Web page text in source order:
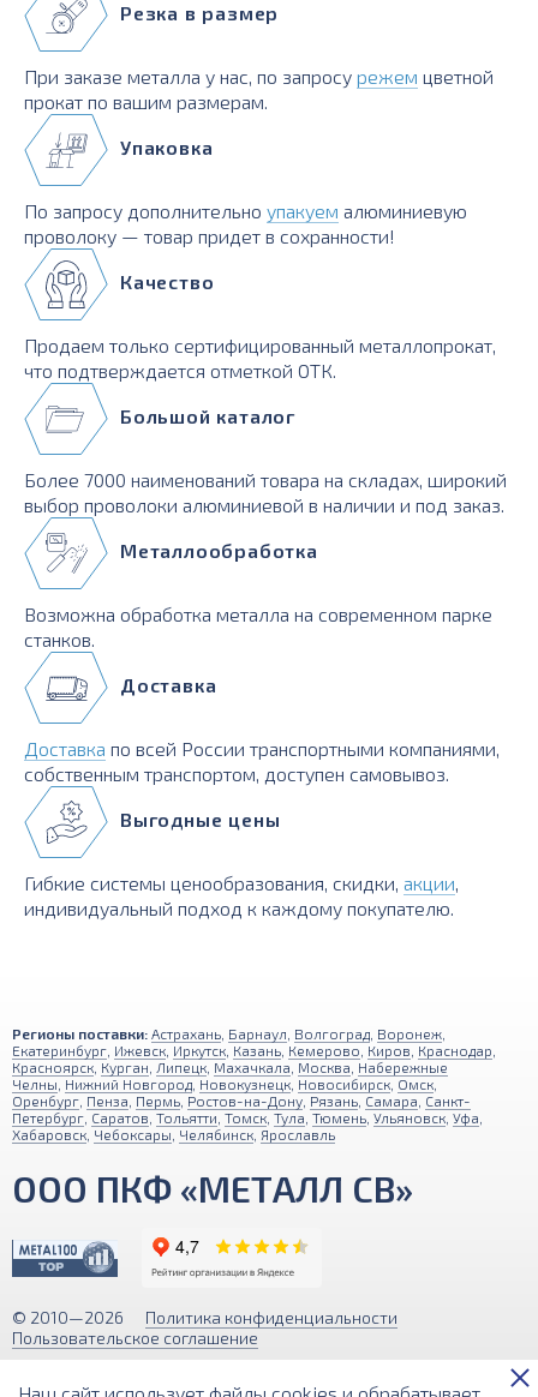
Резка в размер
При заказе металла у нас, по запросу режем цветной
прокат по вашим размерам.
Упаковка
По запросу дополнительно упакуем алюминиевую
проволоку — товар придет в сохранности!
Качество
Продаем только сертифицированный металлопрокат,
что подтверждается отметкой ОТК.
Большой каталог
Более 7000 наименований товара на складах, широкий
выбор проволоки алюминиевой в наличии и под заказ.
Металлообработка
Возможна обработка металла на современном парке
станков.
Доставка
Доставка по всей России транспортными компаниями,
собственным транспортом, доступен самовывоз.
Выгодные цены
Гибкие системы ценообразования, скидки, акции,
индивидуальный подход к каждому покупателю.
Регионы поставки: Астрахань Барнаул Волгоград Воронеж
Екатеринбург Ижевск Иркутск Казань Кемерово Киров Краснодар
Красноярск Курган Липецк Махачкала Москва Набережные
Челны Нижний Новгород Новокузнецк Новосибирск Омск
Оренбург Пенза Пермь Ростов-на-Дону Рязань Самара Санкт-
Петербург Саратов Тольятти Томск Тула Тюмень Ульяновск Уфа
Хабаровск Чебоксары Челябинск Ярославль
ООО ПКФ «МЕТАЛЛ СВ»
© 2010—2026
Политика конфиденциальности
Пользовательское соглашение
на этом интернет-сайте носит исключительно информационный